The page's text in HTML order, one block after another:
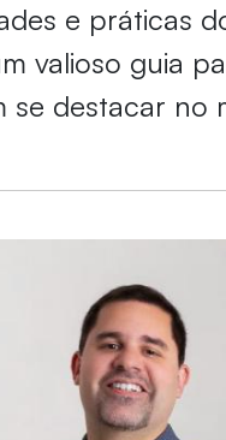
e práticas
valioso guia
se destacar no